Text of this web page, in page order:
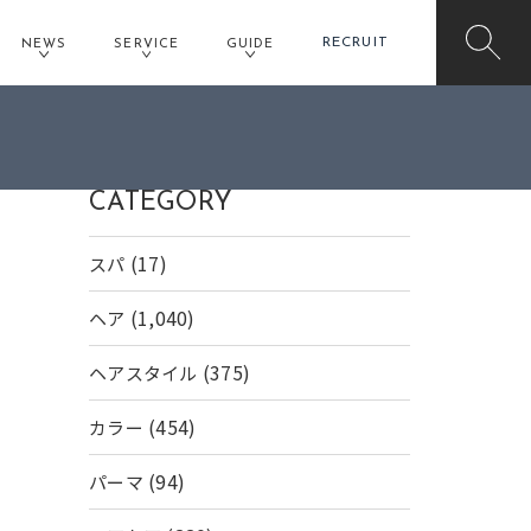
NEWS SERVICE GUIDE RECRUIT
CATEGORY
スパ (17)
ヘア (1,040)
ヘアスタイル (375)
カラー (454)
パーマ (94)